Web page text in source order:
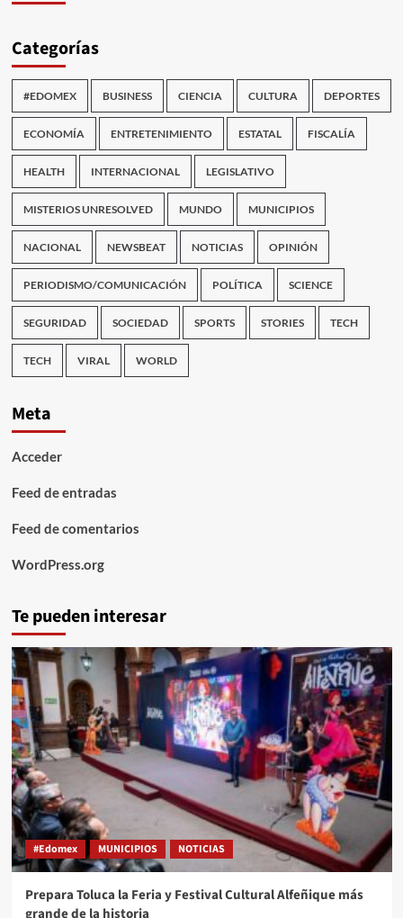
Categorías
#EDOMEX BUSINESS CIENCIA CULTURA DEPORTES
ECONOMÍA ENTRETENIMIENTO ESTATAL FISCALÍA
HEALTH INTERNACIONAL LEGISLATIVO
MISTERIOS UNRESOLVED MUNDO MUNICIPIOS
NACIONAL NEWSBEAT NOTICIAS OPINIÓN
PERIODISMO/COMUNICACIÓN POLÍTICA SCIENCE
SEGURIDAD SOCIEDAD SPORTS STORIES TECH
TECH VIRAL WORLD
Meta
Acceder
Feed de entradas
Feed de comentarios
WordPress.org
Te pueden interesar
#Edomex MUNICIPIOS NOTICIAS
Prepara Toluca la Feria y Festival Cultural Alfeñique más
grande de la historia